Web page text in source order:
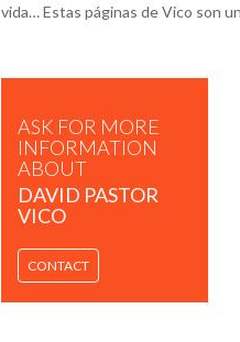
vida… Estas páginas de Vico son
ASK FOR MORE
INFORMATION
ABOUT
DAVID PASTOR
VICO
CONTACT